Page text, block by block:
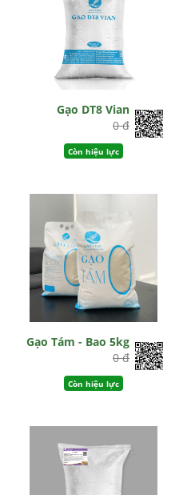
Gạo DT8 Vian
0 đ
Còn hiệu lực
Gạo Tám - Bao 5kg
0 đ
Còn hiệu lực